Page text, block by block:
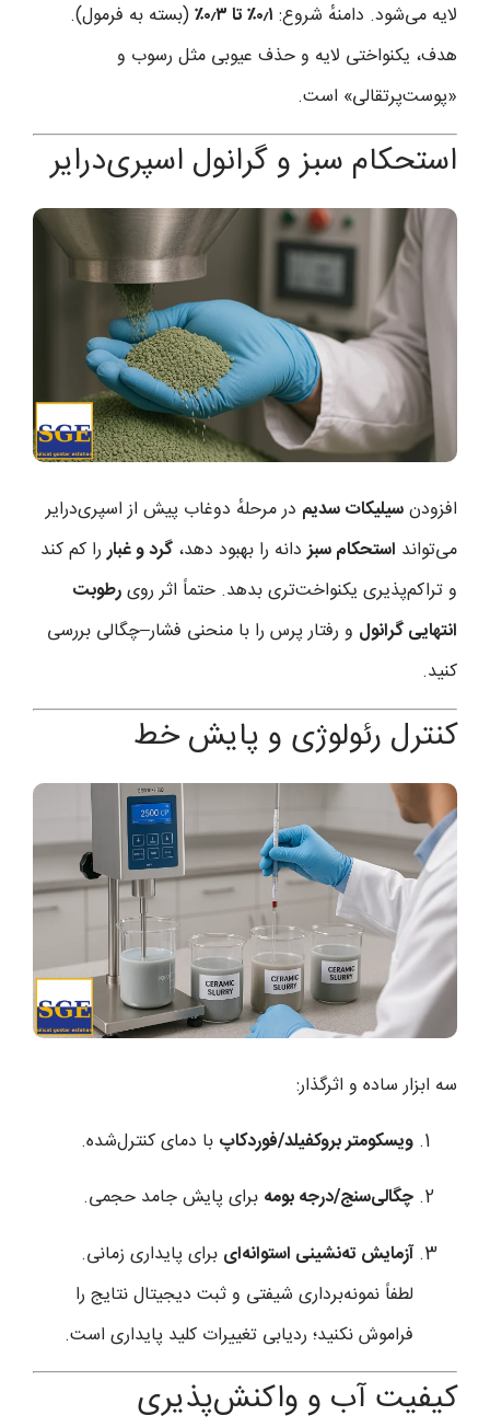
لایه می‌شود. دامنهٔ شروع: ۰٫۱٪ تا ۰٫۳٪
(بسته به فرمول).
هدف، یکنواختی لایه و حذف عیوبی مثل رسوب و
«پوست‌پرتقالی» است.
استحکام سبز و گرانول اسپری‌درایر
افزودنسیلیکات سدیم در مرحلهٔ دوغاب پیش از اسپری‌درایر
می‌تواند استحکام سبزدانه را بهبود دهد، گرد و غباررا کم کند
و تراکم‌پذیری یکنواخت‌تری بدهد. حتماً اثر رویرطوبت
انتهایی گرانول و رفتار پرس را با منحنی فشار–چگالی بررسی
کنید.
کنترل رئولوژی و پایش خط
سه ابزار ساده و اثرگذار:
ویسکومتر بروکفیلد/فوردکاپ با دمای کنترل‌شده.
چگالی‌سنج/درجه بومه برای پایش جامد حجمی.
آزمایش ته‌نشینی استوانه‌ای برای پایداری زمانی.
لطفاً نمونه‌برداری شیفتی و ثبت دیجیتال نتایج را
فراموش نکنید؛ ردیابی تغییرات کلید پایداری است.
کیفیت آب و واکنش‌پذیری